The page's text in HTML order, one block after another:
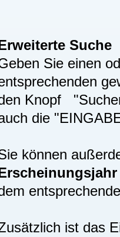
Suche
Sie einen
Knopf
die
können
ist das